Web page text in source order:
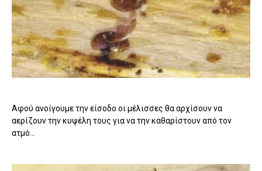
Αφού ανοίγουμε την είσοδο οι μέλισσες θα αρχίσουν να
αερίζουν την κυψέλη τους για να την καθαρίστουν από τον
ατμό...